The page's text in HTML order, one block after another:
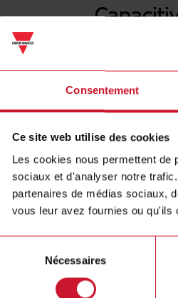
Consentement
Ce site web utilise des cookies
Les cookies nous permettent de
sociaux et d'analyser notre
partenaires de médias sociaux,
vous leur avez fournies ou
consentement
Nécessaires